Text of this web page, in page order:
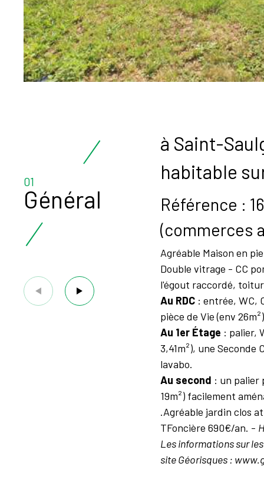
01
Général
à Saint-
habitable
Référence :
(commerces
Agréable Maison en
Double vitrage - CC
l'égout raccordé,
Au RDC : entrée, WC,
pièce de Vie (env
Au 1er Étage : palier,
3,41m²), une Seconde
lavabo.
Au second : un palier
19m²) facilement
.Agréable jardin clos
TFoncière 690€/an. -
Les informations sur
site Géorisques :